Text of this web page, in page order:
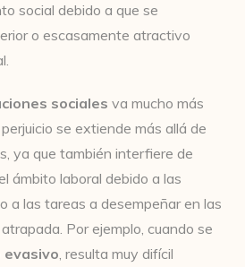
social debido a que se
o escasamente atractivo
sociales va mucho más
se extiende más allá de
ya que también interfiere de
ámbito laboral debido a las
a las tareas a desempeñar en las
Por ejemplo, cuando se
, resulta muy difícil